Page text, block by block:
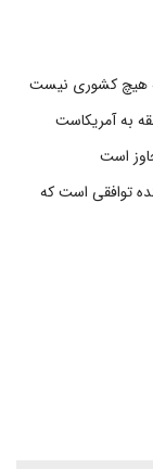
هیچ کشوری نیست
به آمریکاست
است
توافقی است که